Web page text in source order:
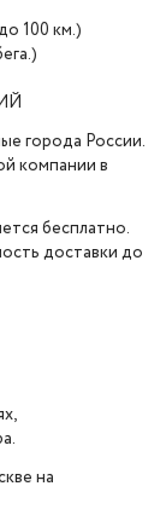
100 км.)
города России.
компании в
бесплатно.
доставки до
на